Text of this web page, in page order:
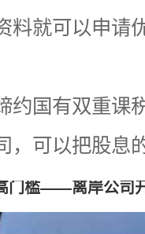
料就可以申请
约国有双重课
，可以把股息
门槛——离岸公司